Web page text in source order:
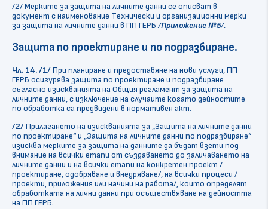
/2/ Мерките за защита на личните данни се описват в
документ с наименование Tехнически и организационни мерки
за защита на личните данни в ПП ГЕРБ /Приложение №5/.
Защита по проектиране и по подразбиране.
Чл. 14./1/При планиране и предоставяне на нови услуги, ПП
ГЕРБ осигурява защита по проектиране и подразбиране
съгласно изискванията на Общия регламент за защита на
личните данни, с изключение на случаите когато дейностите
по обработка са предвидени в нормативен акт.
/2/Прилагането на изискванията за „Защита на личните данни
по проектиране“ и „Защита на личните данни по подразбиране“
изисква мерките за защита на данните да бъдат взети под
внимание на всички етапи от създаването до заличаването на
личните данни и на всички етапи на конкретен проект /
проектиране, одобряване и внедряване/, на всички процеси /
проекти, приложения или начини на работа/, които определят
обработката на лични данни при осъществяване на дейността
на ПП ГЕРБ.